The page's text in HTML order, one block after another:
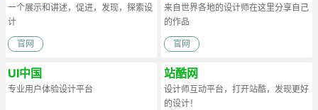
一个展示和讲述，促进，发现，探索设
计
官网
来自世界各地的设计师在这里分享自己
的作品
官网
UI中国
专业用户体验设计平台
站酷网
设计师互动平台，打开站酷，发现更好
的设计！